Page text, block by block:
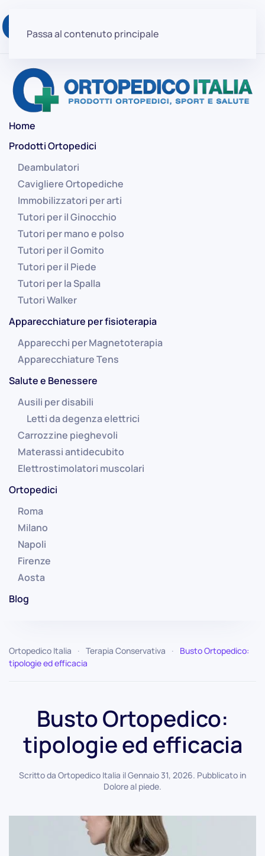
Passa al contenuto principale
Home
Prodotti Ortopedici
Deambulatori
Cavigliere Ortopediche
Immobilizzatori per arti
Tutori per il Ginocchio
Tutori per mano e polso
Tutori per il Gomito
Tutori per il Piede
Tutori per la Spalla
Tutori Walker
Apparecchiature per fisioterapia
Apparecchi per Magnetoterapia
Apparecchiature Tens
Salute e Benessere
Ausili per disabili
Letti da degenza elettrici
Carrozzine pieghevoli
Materassi antidecubito
Elettrostimolatori muscolari
Ortopedici
Roma
Milano
Napoli
Firenze
Aosta
Blog
Ortopedico Italia Terapia Conservativa
Busto Ortopedico:
tipologie ed efficacia
Busto Ortopedico:
tipologie ed efficacia
Scritto da Ortopedico Italia ilGennaio 31, 2026. Pubblicato in
Dolore al piede.